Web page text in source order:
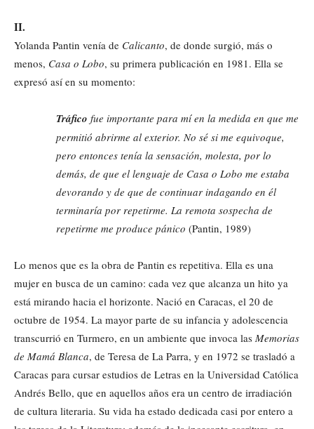
II.
Yolanda Pantin venía de Calicanto, de donde surgió, más o
menos, Casa o Lobo, su primera publicación en 1981. Ella se
expresó así en su momento:
Tráfico fue importante para mí en la medida en que me
permitió abrirme al exterior. No sé si me equivoque,
pero entonces tenía la sensación, molesta, por lo
demás, de que el lenguaje de Casa o Lobo me estaba
devorando y de que de continuar indagando en él
terminaría por repetirme. La remota sospecha de
repetirme me produce pánico (Pantin, 1989)
Lo menos que es la obra de Pantin es repetitiva. Ella es una
mujer en busca de un camino: cada vez que alcanza un hito ya
está mirando hacia el horizonte. Nació en Caracas, el 20 de
octubre de 1954. La mayor parte de su infancia y adolescencia
transcurrió en Turmero, en un ambiente que invoca las Memorias
de Mamá Blanca, de Teresa de La Parra, y en 1972 se trasladó a
Caracas para cursar estudios de Letras en la Universidad Católica
Andrés Bello, que en aquellos años era un centro de irradiación
de cultura literaria. Su vida ha estado dedicada casi por entero a